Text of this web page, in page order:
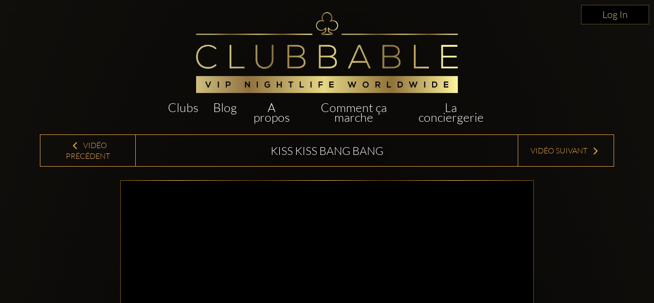
Log In
Clubs Blog A
propos
Comment ça
marche
La
conciergerie
VIDÉO
PRÉCÉDENT
KISS KISS BANG BANG VIDÉO SUIVANT